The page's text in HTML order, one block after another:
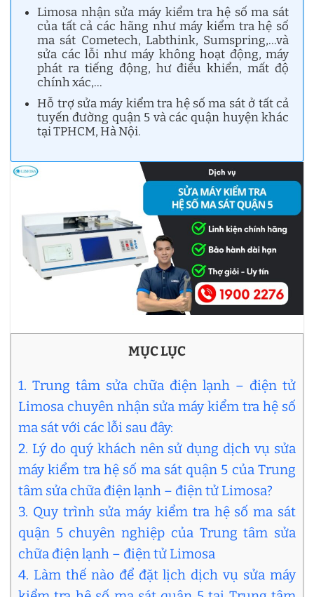
Limosa nhận sửa máy kiểm tra hệ số ma sát
của tất cả các hãng như máy kiểm tra hệ số
ma sát Cometech, Labthink, Sumspring,…và
sửa các lỗi như máy không hoạt động, máy
phát ra tiếng động, hư điều khiển, mất độ
chính xác,…
Hỗ trợ sửa máy kiểm tra hệ số ma sát ở tất cả
tuyến đường quận 5 và các quận huyện khác
tại TPHCM, Hà Nội.
MỤC LỤC
1. Trung tâm sửa chữa điện lạnh – điện tử
Limosa chuyên nhận sửa máy kiểm tra hệ số
ma sát với các lỗi sau đây:
2. Lý do quý khách nên sử dụng dịch vụ sửa
máy kiểm tra hệ số ma sát quận 5 của Trung
tâm sửa chữa điện lạnh – điện tử Limosa?
3. Quy trình sửa máy kiểm tra hệ số ma sát
quận 5 chuyên nghiệp của Trung tâm sửa
chữa điện lạnh – điện tử Limosa
4. Làm thế nào để đặt lịch dịch vụ sửa máy